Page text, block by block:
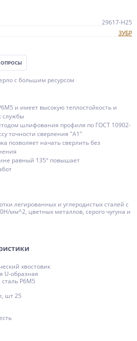
29617-H25
ЗУБР
с большим ресурсом
и имеет высокую теплостойкость и
службы
шлифования профиля по ГОСТ 10902-
точности сверления ″А1″
позволяет начать сверлить без
равный 135° повышает
легированных и углеродистых сталей с
мм^2, цветных металлов, серого чугуна и
хвостовик
U-образная
Р6М5
шт 25